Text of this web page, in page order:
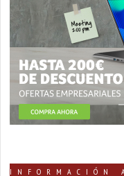
INFORMACIÓN